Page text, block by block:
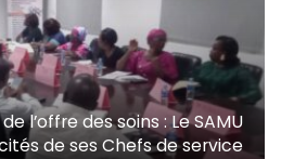
l’offre des soins : Le SAMU
de ses Chefs de service